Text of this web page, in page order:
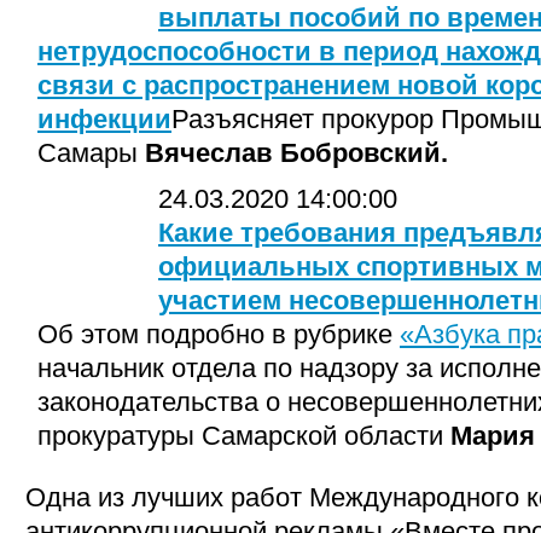
выплаты пособий по
нетрудоспособности в период
связи с распространением новой
инфекцииРазъясняет прокурор
Самары Вячеслав Бобровский.
24.03.2020 14:00:00
Какие требования
официальных спортивных
участием
Об этом подробно в рубрике «Азбука
начальник отдела по надзору за
законодательства о
прокуратуры Самарской области Мария
Одна из лучших работ Международного